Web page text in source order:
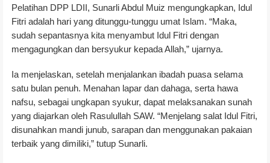
Pelatihan DPP LDII, Sunarli Abdul Muiz mengungkapkan, Idul
Fitri adalah hari yang ditunggu-tunggu umat Islam. “Maka,
sudah sepantasnya kita menyambut Idul Fitri dengan
mengagungkan dan bersyukur kepada Allah,” ujarnya.
Ia menjelaskan, setelah menjalankan ibadah puasa selama
satu bulan penuh. Menahan lapar dan dahaga, serta hawa
nafsu, sebagai ungkapan syukur, dapat melaksanakan sunah
yang diajarkan oleh Rasulullah SAW. “Menjelang salat Idul Fitri,
disunahkan mandi junub, sarapan dan menggunakan pakaian
terbaik yang dimiliki,” tutup Sunarli.